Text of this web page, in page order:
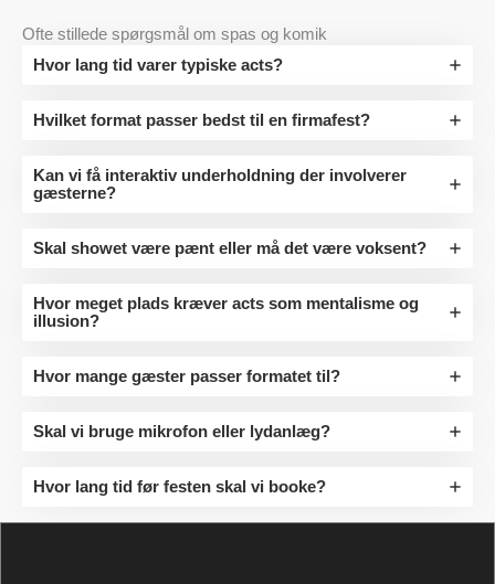
Ofte stillede spørgsmål om spas og komik
Hvor lang tid varer typiske acts?
Hvilket format passer bedst til en firmafest?
Kan vi få interaktiv underholdning der involverer
gæsterne?
Skal showet være pænt eller må det være voksent?
Hvor meget plads kræver acts som mentalisme og
illusion?
Hvor mange gæster passer formatet til?
Skal vi bruge mikrofon eller lydanlæg?
Hvor lang tid før festen skal vi booke?